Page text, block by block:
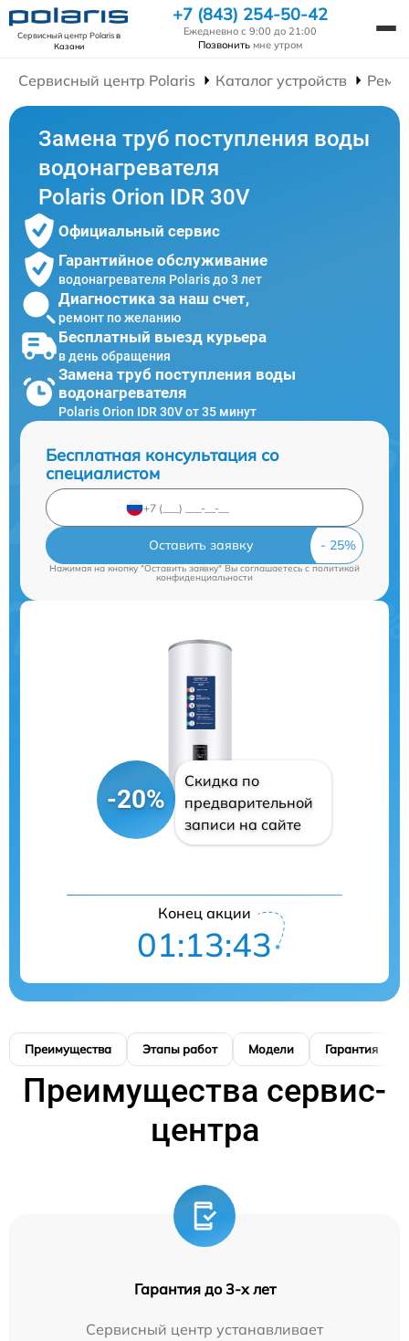
Сервисный центр Polarisв
Казани
+7 (843) 254-50-42
Ежедневно с 9:00 до 21:00
Позвонить мне утром
Сервисный центр Polaris Каталог устройств
Замена труб поступления воды
водонагревателя
Polaris Orion IDR 30V
Официальный сервис
Гарантийное обслуживание
водонагревателя Polaris до 3 лет
Диагностика за наш счет,
ремонт по желанию
Бесплатный выезд курьера
в день обращения
Замена труб поступления воды
водонагревателя
Polaris Orion IDR 30V от 35 минут
Бесплатная консультация со
специалистом
Оставить заявку
Нажимая на кнопку "Оставить заявку" Вы соглашаетесь cполитикой
конфиденциальности
-20%
Скидка по
предварительной
записи на сайте
Конец акции
01:13:42
Преимущества Этапы работ Модели Гарантия
Преимущества сервис-
центра
Гарантия до 3-х лет
Сервисный центр устанавливает